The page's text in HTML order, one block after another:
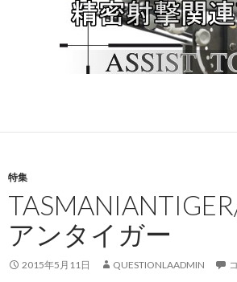
特集
アンタイガー
2015年5月11日 QUESTIONLAADMIN